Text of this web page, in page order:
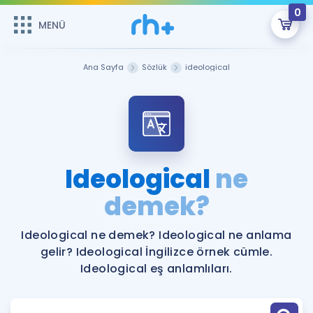
MENÜ
0
Şifremi Hatırlamıyorum
Sepetin Şu An Boş.
Remzi Hoca ile seni sınava hazırlayacak onlarca eğitim seni
bekliyor!
MENÜ
Katılımcı Görüşleri
Faydalı Araçlar
Ücretsiz Kaynaklar
İngilizce Gramer
Ana Sayfa Sözlük ideological
Ideologicalne
demek?
Ideological ne demek? Ideological ne anlama
gelir? Ideological İngilizce örnek cümle.
Ideological eş anlamlıları.